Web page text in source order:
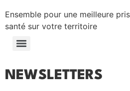
Ensemble pour une meilleure
santé sur votre territoire
NEWSLETTERS